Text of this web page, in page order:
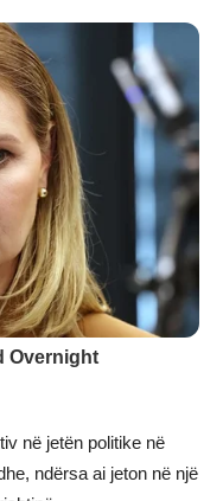
në jetën politike në
ndërsa ai jeton në një